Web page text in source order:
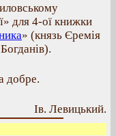
для 4-ої книжки
» (князь Єремія
добре.
Ів. Левицький.